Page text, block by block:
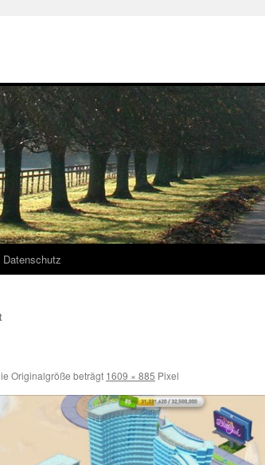
Originalgröße beträgt 1609 × 885 Pixel